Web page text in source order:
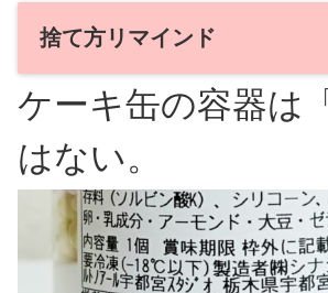
捨て方リマインド
ケーキ缶の容器は「
はない。